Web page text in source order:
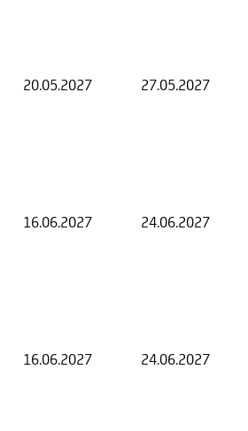
20.05.2027 27.05.2027
16.06.2027 24.06.2027
16.06.2027 24.06.2027